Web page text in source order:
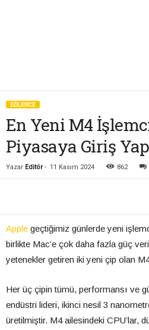
EĞLENCE
En Yeni M4
Piyasaya Giriş
Yazar Editör- 11 Kasım 2024 862
Apple geçtiğimiz günlerde yeni
birlikte Mac’e çok daha fazla güç
yetenekler getiren iki yeni çip olan
Her üç çipin tümü, performansı ve
endüstri lideri, ikinci nesil 3
üretilmiştir. M4 ailesindeki CPU’lar,